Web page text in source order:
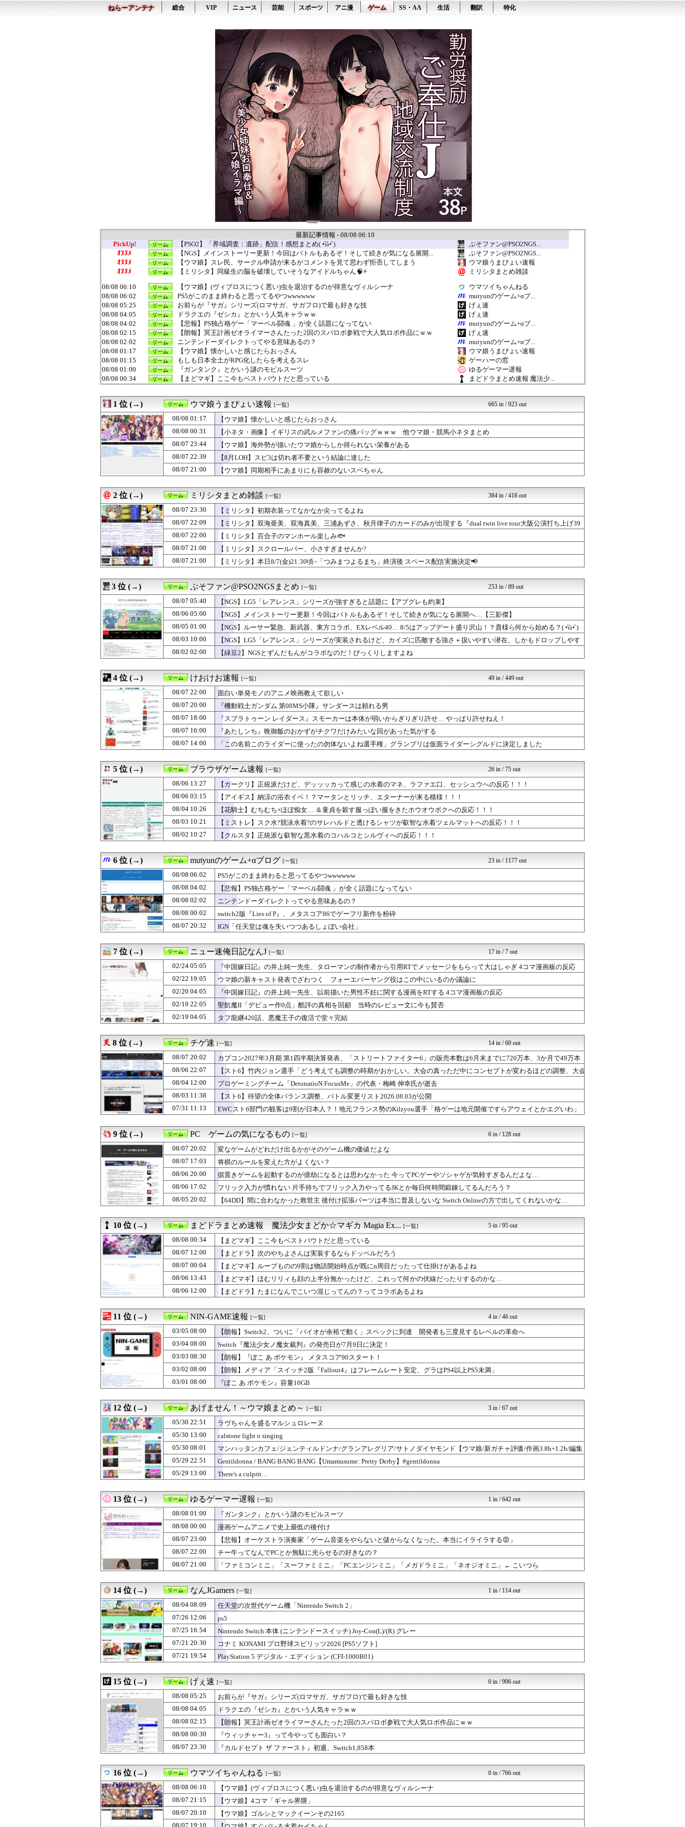
ねらーアンテナ 総合 VIP ニュース 芸能 スポーツ アニ漫 ゲーム SS・AA 生活 翻訳 特化
最新記事情報 - 08/08 06:10
PickUp!
【PSO2】「界域調査：遺跡」配信！感想まとめ( •᷄ὤ•᷅ )
ぷそファン@PSO2NGS...
ｵﾇﾇﾒ
【NGS】メインストーリー更新！今回はバトルもあるぞ！そして続きが気になる展開...
ぷそファン@PSO2NGS...
ｵﾇﾇﾒ
【ウマ娘】スレ民、サークル申請が来るがコメントを見て思わず拒否してしまう
ウマ娘うまぴょい速報
ｵﾇﾇﾒ
【ミリシタ】同級生の脳を破壊していそうなアイドルちゃん🧠⚡
ミリシタまとめ雑談
08/08 06:10
【ウマ娘】(ヴィブロスにつく悪い)虫を退治するのが得意なヴィルシーナ
ウマツイちゃんねる
08/08 06:02
PS5がこのまま終わると思ってるやつwwwwww
mutyunのゲーム+αブ...
08/08 05:25
お前らが『サガ』シリーズ(ロマサガ、サガフロ)で最も好きな技
げぇ速
08/08 04:05
ドラクエの『ゼシカ』とかいう人気キャラｗｗ
げぇ速
08/08 04:02
【悲報】PS独占格ゲー「マーベル闘魂 」が全く話題になってない
mutyunのゲーム+αブ...
08/08 02:15
【朗報】冥王計画ゼオライマーさんたった2回のスパロボ参戦で大人気ロボ作品にｗｗ
げぇ速
08/08 02:02
ニンテンドーダイレクトってやる意味あるの？
mutyunのゲーム+αブ...
08/08 01:17
【ウマ娘】懐かしいと感じたらおっさん
ウマ娘うまぴょい速報
08/08 01:15
もしも日本全土がRPG化したらを考えるスレ
ゲーハーの窓
08/08 01:00
『ガンタンク』とかいう謎のモビルスーツ
ゆるゲーマー遅報
08/08 00:34
【まどマギ】ここ今もベストバウトだと思っている
まどドラまとめ速報 魔法少...
08/08 00:30
【FEH】リークによるとうおおお万紫は重厚なストーリー！これは期待できるな！(...
ルフレch. - ファイア...
08/08 00:30
『ウィッチャー3』って今やっても面白い？
げぇ速
08/08 00:02
switch2版『Lies of P』、メタスコア86でゲーフリ新作を粉砕
08/08 00:00
【ドラクエウォーク】レベルカンストは普通？全職達成の難易度とメリットを議論
ドラゴンクエストウォークま...
08/08 00:00
【モンハンワイルズ】アセンダンスまで何を周回する？護石集め・零式報酬・豪鬼運用...
【モンハンワイルズ】モンス...
08/08 00:00
漫画ゲームアニメで史上最低の後付け
08/07 23:44
【ウマ娘】海外勢が描いたウマ娘からしか得られない栄養がある
ウマ娘うまぴょい速報
【ミリシタ】初期衣装ってなかなか尖ってるよね
ミリシタまとめ雑談
『カルドセプト ザ ファースト』初週、Switch1,858本
08/07 23:00
【悲報】オーケストラ演奏家「ゲーム音楽をやらないと儲からなくなった。本当にイラ...
ゆるゲーマー遅報
08/07 22:39
【8月LOH】スピ3は切れ者不要という結論に達した
ウマ娘うまぴょい速報
08/07 22:30
「ファミコンミニ、スーファミミニ、PCエンジンミニ、メガドラミニ、ネオジオミニ...
08/07 22:09
【ミリシタ】双海亜美、双海真美、三浦あずさ、秋月律子のカードのみが出現する『d...
ミリシタまとめ雑談
08/07 22:00
チー牛ってなんでPCとか無駄に光らせるの好きなの？
ゆるゲーマー遅報
08/07 22:00
【ミリシタ】百合子のマンホール楽しみ🐟
08/07 22:00
面白い単発モノのアニメ映画教えて欲しい
けおけお速報
08/07 21:30
【悲報】ファイアーエンブレム最新作、キャラクターカスタマイズで「あなたの姿を選...
ルフレch. - ファイア...
08/07 21:15
【ウマ娘】4コマ「ギャル界隈」
ウマツイちゃんねる
08/07 21:05
古参ゲーマー「攻略サイト見てプレイしてわざわざつまらなくしてどうするの？」←こ...
げぇ速
08/07 21:00
【ミリシタ】スクロールバー、小さすぎませんか?
ミリシタまとめ雑談
08/07 21:00
【ミリシタ】本日8/7(金)21:30頃~「つみまつよるまち」終演後 スペース...
08/07 21:00
「ファミコンミニ」「スーファミミニ」「PCエンジンミニ」「メガドラミニ」「ネオ...
ゆるゲーマー遅報
08/07 21:00
【ウマ娘】同期相手にあまりにも容赦のないスペちゃん
ウマ娘うまぴょい速報
08/07 20:32
IGN「任天堂は魂を失いつつあるしょぼい会社」
mutyunのゲーム+αブ...
08/07 20:10
【ウマ娘】ゴルシとマックイーンその2165
ウマツイちゃんねる
08/07 20:05
『モンハン』最糞モンスター、決まる
げぇ速
08/07 20:02
変なゲームがどれだけ出るかがそのゲーム機の価値だよな
08/07 20:02
カプコン2027年3月期 第1四半期決算発表、「ストリートファイター6」の販売...
チゲ速
08/07 20:00
【ミリシタ】亜美からの留守番電話聞いたPさんたち☎
ミリシタまとめ雑談
08/07 20:00
【8月LOH】ドトウの金スキルはどれ取ったほうがいい？
08/07 20:00
『ファイナルファタジー9』とかいうとんでもない名作
ゆるゲーマー遅報
08/07 20:00
『機動戦士ガンダム 第08MS小隊』サンダースは頼れる男
08/07 19:32
GTA6最新映像をネトフリで最速公開するよ！→なぜかXで大炎上中wwwwwww...
mutyunのゲーム+αブ...
08/07 19:10
【ウマ娘】すぐバレる水着セイちゃん
08/07 19:02
【悲報】浜口氏「『FF7 リバース』の大量コンテンツで疲れ、離れたプレイヤーい...
mutyunのゲーム+αブ...
08/07 19:00
【ポケモンチャンピオンズ】ゲッコウガ対策やスコヴィランの評価は？対戦環境を語る...
ポケチャン攻略まとめ速報｜...
08/07 19:00
失敗ゲームハード3選「ドリームキャスト」「セガサターン」
ゆるゲーマー遅報
08/07 18:30
【FEH】闘技ホモがバリバリ現役なのにそれの上位互換みたいなの出してくるとはね
ルフレch. - ファイア...
08/07 18:30
【ウマ娘】水着フサパンはどんな性能になるかな？
ウマ娘うまぴょい速報
【ウマ娘】じめじめ対策するシオン
ウマツイちゃんねる
08/07 18:00
おまえらがゲームで一番嫌いなジャンル
ゆるゲーマー遅報
08/07 18:00
【ポケモンチャンピオンズ】ピカチュウやイーブイ等「進化前ポケモン」の実戦投入は...
ポケチャン攻略まとめ速報｜...
08/07 18:00
【ミリシタ】ごっつ大阪ですやん🐙
ミリシタまとめ雑談
08/07 18:00
『スプラトゥーン レイダース』スモーカーは本体が弱いからぎりぎり許せ… やっぱ...
けおけお速報
08/07 17:10
【ウマ娘】最速の音楽
08/07 16:10
【ウマ娘】学級委員長のトレーニング
08/07 16:00
『あたしンち』晩御飯のおかずがチクワだけみたいな回があった気がする
けおけお速報
08/07 15:37
【スターブロッサム】64話感想まとめ チトセオー編始まるか？
08/07 15:10
【ウマ娘】ターボと置き傘
ウマツイちゃんねる
08/07 14:00
「この名前このライダーに使ったの勿体ないよね選手権」グランプリは仮面ライダーシ...
けおけお速報
08/07 12:30
【FEH】タイトル変わってるな 前はヒーローズで終わってたのにどうした
08/07 12:00
【ドラクエウォーク】とこしえの杖は確保必須だった？代用武器と後から伸びる評価を...
08/07 12:00
【まどドラ】次のやちよさんは実装するならドッペルだろう
まどドラまとめ速報 魔法少...
08/07 12:00
【ポケチャン】カバルドン対策とニンフィア増加への回答は？対戦環境の考察まとめ
08/07 11:00
【ポケチャン】シーズン終盤のランクマッチ戦績報告と環境・レート帯を巡る議論
ポケチャン攻略まとめ速報｜...
08/07 10:00
【ポケモンチャンピオンズ】特殊ガブリアスの型と採用価値とは？メガ進化やスカーフ...
08/07 10:00
現代版の『ロックマンエグゼ』があればモバイルバッテリーが発火する事件とかあるん...
けおけお速報
08/07 05:40
【NGS】LG5「レアレンス」シリーズが強すぎると話題に【アプグレも約束】
ぷそファン@PSO2NGS...
08/07 01:10
ブラッドボーン全クリしたんだが
ゲーハーの窓
08/07 00:30
【FEH】見切り予知の下地、彼が持ってますよ👍🏻
ルフレch. - ファイア...
08/07 00:04
【まどマギ】ループものの9割は物語開始時点が既にn周目だったって仕掛けがあるよ...
08/07 00:00
【ドラクエウォーク】無課金の武器選びは周回重視？高難度対策との優先度を議論
ドラゴンクエストウォークま...
08/07 00:00
【モンハンワイルズ】睡眠・麻痺はどう使う？モンスター別の回避と攻撃チャンスまと...
08/06 22:07
【スト6】竹内ジョン選手「どう考えても調整の時期がおかしい。大会の真っただ中に...
08/06 22:00
『ドラゴンボール』最近気付いたけどベジータ一家全員野菜の名前なんだな…
08/06 21:30
【FE万紫千紅】これ速攻でFEHに実装されそう
ルフレch. - ファイア...
08/06 21:05
「斬撃を飛ばす」←ぶっちゃけ好き？嫌い？
ゲーハーの窓
08/06 20:45
【ドラクエウォーク】ドラゴンコープスを高速撃破！勇者・クロノス・月輪など攻略編...
ドラゴンクエストウォークま...
08/06 20:40
【ドラクエウォーク】ドラゴンコープスのこころSは何個必要？性能と使い道を巡り評...
08/06 20:36
【ドラクエウォーク】イベントは全4章？スカウトや限定アクセサリーを巡る反応
08/06 20:00
据置きゲームを起動するのが億劫になるとは思わなかった 今ってPCゲーやソシャゲ...
PC ゲームの気になるもの
08/06 19:30
【FEH】今回の錬成で一番強いのマリータじゃね？？？
ルフレch. - ファイア...
08/06 18:30
【FEH】温泉超英雄「双界マルス・ルキナ」「魔器ルフレ女」「クロム」「シーダ」...
ルフレch. - ファイア...
08/06 18:00
【ポケチャン】対戦環境の停滞と今後の新要素追加に関するプレイヤーのリアルな意見
ポケチャン攻略まとめ速報｜...
08/06 17:02
フリック入力が慣れない 片手持ちでフリック入力やってるJKとか毎日何時間鍛錬し...
08/06 13:43
【まどマギ】ほむリリィも顔の上半分無かったけど、これって何かの伏線だったりする...
08/06 13:27
【ガークリ】正統派だけど、デッッッカって感じの水着のマネ、ラファエ口、セッシュ...
ブラウザゲーム速報
08/06 12:00
【ドラクエウォーク】千里行を快適に周回！ワンパン編成と武器変更による効率改善
ドラゴンクエストウォークま...
08/06 12:00
【まどドラ】たまになんでこいつ混じってんの？ってコラボあるよね
まどドラまとめ速報 魔法少...
08/06 12:00
【ポケチャン】受けループ対策はどうすべき？メガゲンガーや挑発技の評価を巡る議論
ポケチャン攻略まとめ速報｜...
08/06 05:00
【NGS】メインストーリー更新！今回はバトルもあるぞ！そして続きが気になる展開...
ぷそファン@PSO2NGS...
08/06 01:10
お前らが思うバカゲーて何？
ゲーハーの窓
08/06 00:00
【まどドラ】プレマ2戦まけた…もういいや…
まどドラまとめ速報 魔法少...
08/06 00:00
【モンハンワイルズ】罠の上に大タル爆弾は迷惑？吹き飛ばしと立ち回りを巡る議論
08/06 00:00
【ドラクエウォーク】おやすむ・もぐもぐは必要？報酬とバッテリー消費を巡る評価
08/05 23:05
除霊ゲームさん、泣く泣くクソアプデしてしまう
ゲーハーの窓
08/05 20:02
【64DD】間に合わなかった救世主 後付け拡張パーツは本当に普及しないな Sw...
PC ゲームの気になるもの
08/05 17:01
海外ゲーマーさん PS5物理ディスク廃止の怒りが収まらずボイコットを呼びかけて...
PC ゲームの気になるもの
08/05 12:00
【まどドラ】【画像】レナちゃんまだ家庭菜園を…【マギア☆エトセトラ 第98話】 まどドラまとめ速報 魔法少...
1 位 (→) ウマ娘うまぴょい速報 [一覧] 665 in / 923 out
08/08 01:17
【ウマ娘】懐かしいと感じたらおっさん
08/08 00:31
【小ネタ・画像】イギリスの武ルメファンの痛バッグｗｗｗ 他ウマ娘・競馬小ネタまとめ
08/07 23:44
【ウマ娘】海外勢が描いたウマ娘からしか得られない栄養がある
08/07 22:39
【8月LOH】スピ3は切れ者不要という結論に達した
08/07 21:00
【ウマ娘】同期相手にあまりにも容赦のないスペちゃん
2 位 (→) ミリシタまとめ雑談 [一覧] 384 in / 418 out
08/07 23:30
【ミリシタ】初期衣装ってなかなか尖ってるよね
08/07 22:09
【ミリシタ】双海亜美、双海真美、三浦あずさ、秋月律子のカードのみが出現する『dual twin live tour大阪公演打ち上げ39
ガシャ』開催!! ボイスアイテム＆VCカードセット登場!!
08/07 22:00
【ミリシタ】百合子のマンホール楽しみ🐟
08/07 21:00
【ミリシタ】スクロールバー、小さすぎませんか?
08/07 21:00
【ミリシタ】本日8/7(金)21:30頃~「つみまつよるまち」終演後 スペース配信実施決定📢
3 位 (→) ぷそファン@PSO2NGSまとめ [一覧] 253 in / 89 out
08/07 05:40
【NGS】LG5「レアレンス」シリーズが強すぎると話題に【アプグレも約束】
08/06 05:00
【NGS】メインストーリー更新！今回はバトルもあるぞ！そして続きが気になる展開へ…【三影傑】
08/05 01:00
【NGS】ルーサー緊急、新武器、東方コラボ、EXレベル40… 8/5はアップデート盛り沢山！？貴様ら何から始める？( •᷄ὤ•᷅ )
08/03 10:00
【NGS】LG5「レアレンス」シリーズが実装されるけど、カイズに匹敵する強さ＋扱いやすい潜在、しかもドロップしやす
いらしいらしい( •᷄ὤ•᷅ )
08/02 02:00 【緑豆2】NGSとずんだもんがコラボなのだ！びっくりしますよね
4 位 (→) けおけお速報 [一覧] 49 in / 449 out
08/07 22:00
面白い単発モノのアニメ映画教えて欲しい
08/07 20:00
『機動戦士ガンダム 第08MS小隊』サンダースは頼れる男
08/07 18:00
『スプラトゥーン レイダース』スモーカーは本体が弱いからぎりぎり許せ… やっぱり許せねえ！
08/07 16:00
『あたしンち』晩御飯のおかずがチクワだけみたいな回があった気がする
08/07 14:00
「この名前このライダーに使ったの勿体ないよね選手権」グランプリは仮面ライダーシグルドに決定しました
5 位 (→) ブラウザゲーム速報 [一覧] 26 in / 75 out
08/06 13:27
【ガークリ】正統派だけど、デッッッカって感じの水着のマネ、ラファエ口、セッシュウへの反応！！！
08/06 03:15
【アイギス】納涼の浴衣イベ！？マータンとリッチ、エターナーが来る模様！！！
08/04 10:26
【花騎士】むちむち×ほぼ痴女… ＆童貞を穀す服っぽい服をきたホウオウボクへの反応！！！
08/03 10:21
【ミストレ】スク水?競泳水着?のサレハルドと透けるシャツが叡智な水着ツェルマットへの反応！！！
08/02 10:27
【クルスタ】正統派な叡智な黒水着のコハルコとシルヴィへの反応！！！
6 位 (→) mutyunのゲーム+αブログ [一覧] 23 in / 1177 out
08/08 06:02
PS5がこのまま終わると思ってるやつwwwwww
08/08 04:02
【悲報】PS独占格ゲー「マーベル闘魂 」が全く話題になってない
08/08 02:02
ニンテンドーダイレクトってやる意味あるの？
08/08 00:02
switch2版『Lies of P』、メタスコア86でゲーフリ新作を粉砕
08/07 20:32
IGN「任天堂は魂を失いつつあるしょぼい会社」
7 位 (→) ニュー速俺日記なんJ [一覧] 17 in / 7 out
02/24 05:05
『中国嫁日記』の井上純一先生、タローマンの制作者から引用RTでメッセージをもらって大はしゃぎ 4コマ漫画板の反応
02/22 19:05
ウマ娘の新キャスト発表でざわつく フォーエバーヤング役はこの中にいるのか議論に
02/20 04:05
『中国嫁日記』の井上純一先生、以前描いた男性不妊に関する漫画をRTする 4コマ漫画板の反応
02/19 22:05
聖飢魔II「デビュー作0点」酷評の真相を回顧 当時のレビュー文に今も賛否
02/19 04:05
タフ龍継420話、悪魔王子の復活で堂々完結
8 位 (→) チゲ速 [一覧] 14 in / 60 out
08/07 20:02
カプコン2027年3月期 第1四半期決算発表、「ストリートファイター6」の販売本数は6月末までに720万本、3か月で49万本
の売上。
08/06 22:07
【スト6】竹内ジョン選手「どう考えても調整の時期がおかしい。大会の真っただ中にコンセプトが変わるほどの調整、大会
が終わった後は微調整。趣旨が一貫してない」
08/04 12:00
プロゲーミングチーム「DetonatioN FocusMe」の代表・梅崎 伸幸氏が逝去
08/03 11:38
【スト6】待望の全体バランス調整、バトル変更リスト2026.08.03が公開
07/31 11:13
EWCスト6部門の観客は9割が日本人？！地元フランス勢のKilzyou選手「格ゲーは地元開催ですらアウェイとかエグいわ」
9 位 (→) PC ゲームの気になるもの [一覧] 6 in / 128 out
08/07 20:02
変なゲームがどれだけ出るかがそのゲーム機の価値だよな
08/07 17:03
将棋のルールを変えた方がよくない？
08/06 20:00
据置きゲームを起動するのが億劫になるとは思わなかった 今ってPCゲーやソシャゲが気軽すぎるんだよな…
08/06 17:02
フリック入力が慣れない 片手持ちでフリック入力やってるJKとか毎日何時間鍛錬してるんだろう？
08/05 20:02
【64DD】間に合わなかった救世主 後付け拡張パーツは本当に普及しないな Switch Onlineの方で出してくれないかな…
10 位 (→) まどドラまとめ速報 魔法少女まどか☆マギカ Magia Ex... [一覧] 5 in / 95 out
08/08 00:34
【まどマギ】ここ今もベストバウトだと思っている
08/07 12:00
【まどドラ】次のやちよさんは実装するならドッペルだろう
08/07 00:04
【まどマギ】ループものの9割は物語開始時点が既にn周目だったって仕掛けがあるよね
08/06 13:43
【まどマギ】ほむリリィも顔の上半分無かったけど、これって何かの伏線だったりするのかな…
08/06 12:00
【まどドラ】たまになんでこいつ混じってんの？ってコラボあるよね
11 位 (→) NIN-GAME速報 [一覧] 4 in / 46 out
03/05 08:00
【朗報】Switch2、ついに「バイオが余裕で動く」スペックに到達 開発者も三度見するレベルの革命へ
03/04 08:00
Switch『魔法少女ノ魔女裁判』の発売日が7月9日に決定！
03/03 08:30
【朗報】『ぽこ あ ポケモン』 メタスコア90スタート！
03/02 08:00
【朗報】メディア「スイッチ2版『Fallout4』はフレームレート安定、グラはPS4以上PS5未満」
03/01 08:00
『ぽこ あ ポケモン』容量10GB
12 位 (→) あげません！～ウマ娘まとめ～ [一覧] 3 in / 67 out
05/30 22:51
ラヴちゃんを盛るマルシュロレーヌ
05/30 13:00
calstone light o singing
05/30 08:01
マンハッタンカフェ/ジェンティルドンナ/グランアレグリア/サトノダイヤモンド【ウマ娘/新ガチャ評価/作画3.8h+1.2h/編集
5.8h】
05/29 22:51
Gentildonna / BANG BANG BANG【Umamusume: Pretty Derby】#gentildonna
05/29 13:00
There's a culprit…
13 位 (→) ゆるゲーマー遅報 [一覧] 1 in / 642 out
08/08 01:00
『ガンタンク』とかいう謎のモビルスーツ
08/08 00:00
漫画ゲームアニメで史上最低の後付け
08/07 23:00
【悲報】オーケストラ演奏家「ゲーム音楽をやらないと儲からなくなった。本当にイライラする😡」
08/07 22:00
チー牛ってなんでPCとか無駄に光らせるの好きなの？
08/07 21:00
「ファミコンミニ」「スーファミミニ」「PCエンジンミニ」「メガドラミニ」「ネオジオミニ」← こいつら
14 位 (→) なんJGamers [一覧] 1 in / 114 out
08/04 08:09
任天堂の次世代ゲーム機「Nintendo Switch 2」
07/26 12:06
ps5
07/25 16:54
Nintendo Switch 本体 (ニンテンドースイッチ) Joy-Con(L)/(R) グレー
07/21 20:30
コナミ KONAMI プロ野球スピリッツ2026 [PS5ソフト]
07/21 19:54
PlayStation 5 デジタル・エディション (CFI-1000B01)
15 位 (→) げぇ速 [一覧] 0 in / 996 out
08/08 05:25
お前らが『サガ』シリーズ(ロマサガ、サガフロ)で最も好きな技
08/08 04:05
ドラクエの『ゼシカ』とかいう人気キャラｗｗ
08/08 02:15
【朗報】冥王計画ゼオライマーさんたった2回のスパロボ参戦で大人気ロボ作品にｗｗ
08/08 00:30
『ウィッチャー3』って今やっても面白い？
08/07 23:30
『カルドセプト ザ ファースト』初週、Switch1,858本
16 位 (→) ウマツイちゃんねる [一覧] 0 in / 766 out
08/08 06:10
【ウマ娘】(ヴィブロスにつく悪い)虫を退治するのが得意なヴィルシーナ
08/07 21:15
【ウマ娘】4コマ「ギャル界隈」
08/07 20:10
【ウマ娘】ゴルシとマックイーンその2165
08/07 19:10